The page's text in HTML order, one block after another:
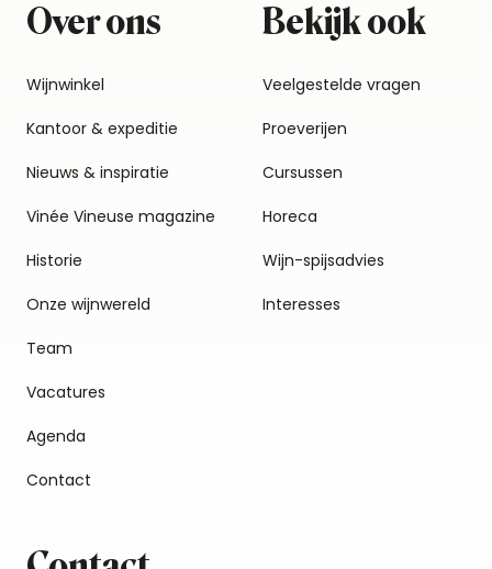
Over ons
Wijnwinkel
Kantoor & expeditie
Nieuws & inspiratie
Vinée Vineuse magazine
Historie
Onze wijnwereld
Team
Vacatures
Agenda
Contact
Bekijk ook
Veelgestelde vragen
Proeverijen
Cursussen
Horeca
Wijn-spijsadvies
Interesses